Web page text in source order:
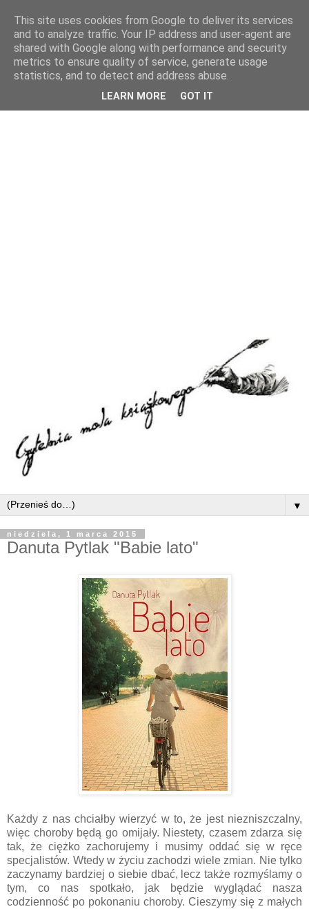
▼
niedziela, 1 marca 2015
Danuta Pytlak "Babie lato"
Każdy z nas chciałby wierzyć w to, że jest niezniszczalny,
więc choroby będą go omijały. Niestety, czasem zdarza się
tak, że ciężko zachorujemy i musimy oddać się w ręce
specjalistów. Wtedy w życiu zachodzi wiele zmian. Nie tylko
zaczynamy bardziej o siebie dbać, lecz także rozmyślamy o
tym, co nas spotkało, jak będzie wyglądać nasza
codzienność po pokonaniu choroby. Cieszymy się z małych
This site uses cookies from Google to deliver its services
and to analyze traffic. Your IP address and user-agent are
shared with Google along with performance and security
metrics to ensure quality of service, generate usage
statistics, and to detect and address abuse.
LEARN MORE GOT IT